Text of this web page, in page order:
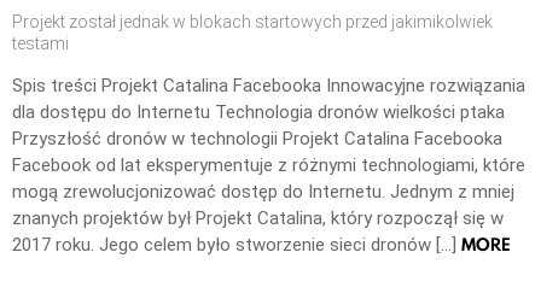
Projekt został jednak w blokach startowych przed jakimikolwiek
testami
Spis treści Projekt Catalina Facebooka Innowacyjne rozwiązania
dla dostępu do Internetu Technologia dronów wielkości ptaka
Przyszłość dronów w technologii Projekt Catalina Facebooka
Facebook od lat eksperymentuje z różnymi technologiami, które
mogą zrewolucjonizować dostęp do Internetu. Jednym z mniej
znanych projektów był Projekt Catalina, który rozpoczął się w
2017 roku. Jego celem było stworzenie sieci dronów […] MORE